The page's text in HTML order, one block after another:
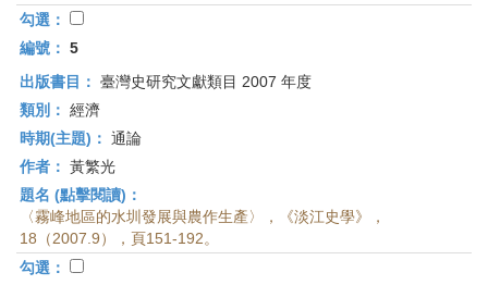
勾選：
編號： 5
出版書目： 臺灣史研究文獻類目 2007 年度
類別： 經濟
時期(主題)： 通論
作者： 黃繁光
題名 (點擊閱讀)：
〈霧峰地區的水圳發展與農作生產〉，《淡江史學》，
18（2007.9），頁151-192。
勾選：